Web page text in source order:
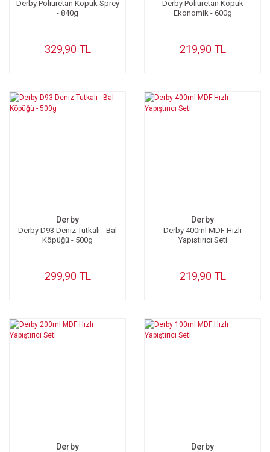
Derby Poliüretan Köpük Sprey
- 840g
329,90 TL
Derby Poliüretan Köpük
Ekonomik - 600g
219,90 TL
Derby
Derby D93 Deniz Tutkalı - Bal
Köpüğü - 500g
299,90 TL
Derby
Derby 400ml MDF Hızlı
Yapıştırıcı Seti
219,90 TL
Derby Derby